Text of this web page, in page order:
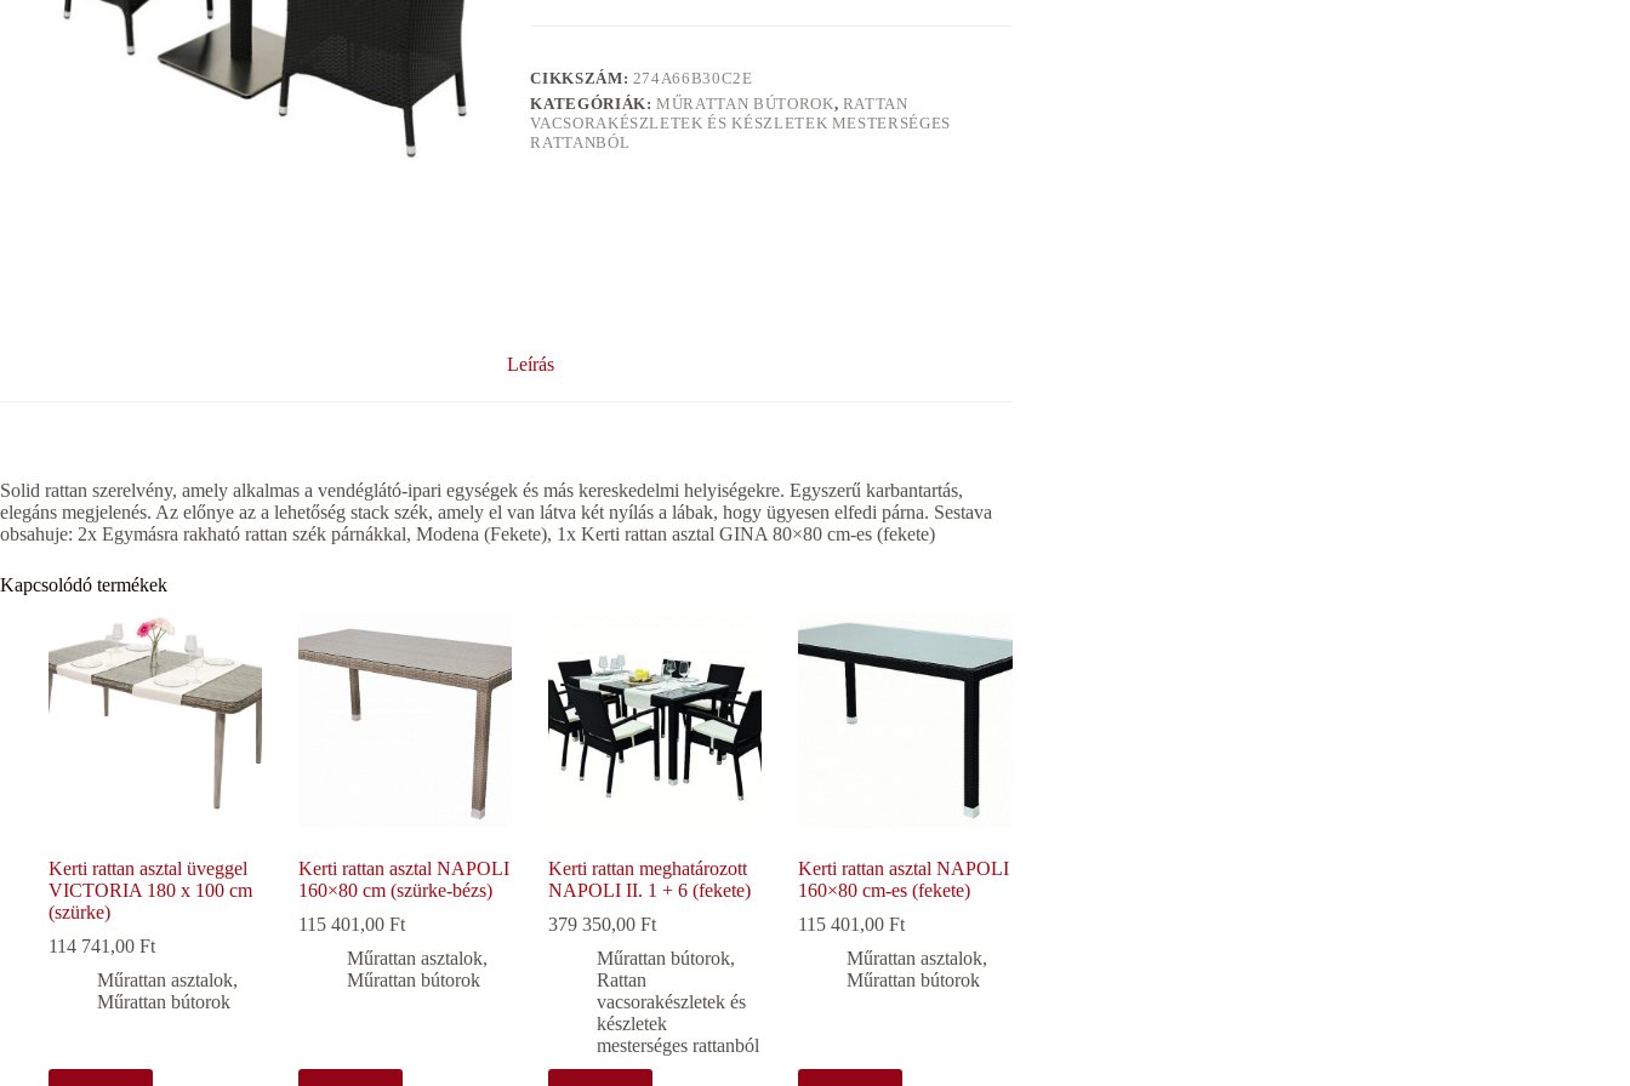
CIKKSZÁM: 274A66B30C2E
KATEGÓRIÁK:MŰRATTAN BÚTOROK, RATTAN
VACSORAKÉSZLETEK ÉS KÉSZLETEK MESTERSÉGES
RATTANBÓL
Leírás
Solid rattan szerelvény, amely alkalmas a vendéglátó-ipari egységek és más kereskedelmi helyiségekre. Egyszerű karbantartás,
elegáns megjelenés. Az előnye az a lehetőség stack szék, amely el van látva két nyílás a lábak, hogy ügyesen elfedi párna. Sestava
obsahuje: 2x Egymásra rakható rattan szék párnákkal, Modena (Fekete), 1x Kerti rattan asztal GINA 80×80 cm-es (fekete)
Kapcsolódó termékek
Kerti rattan asztal üveggel
VICTORIA 180 x 100 cm
(szürke)
114 741,00 Ft
Műrattan asztalok,
Műrattan bútorok
Kerti rattan asztal NAPOLI
160×80 cm (szürke-bézs)
115 401,00Ft
Műrattan asztalok,
Műrattan bútorok
Kerti rattan meghatározott
NAPOLI II. 1 + 6 (fekete)
379 350,00Ft
Műrattan bútorok,
Rattan
vacsorakészletek és
készletek
mesterséges rattanból
Kerti rattan asztal NAPOLI
160×80 cm-es (fekete)
115 401,00Ft
Műrattan asztalok,
Műrattan bútorok